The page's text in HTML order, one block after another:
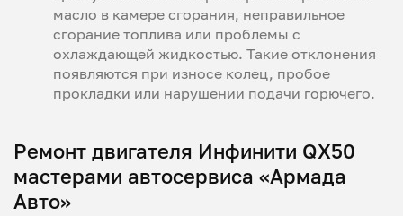
масло в камере сгорания, неправильное
сгорание топлива или проблемы с
охлаждающей жидкостью. Такие отклонения
появляются при износе колец, пробое
прокладки или нарушении подачи горючего.
Ремонт двигателя Инфинити QX50
мастерами автосервиса «Армада
Авто»